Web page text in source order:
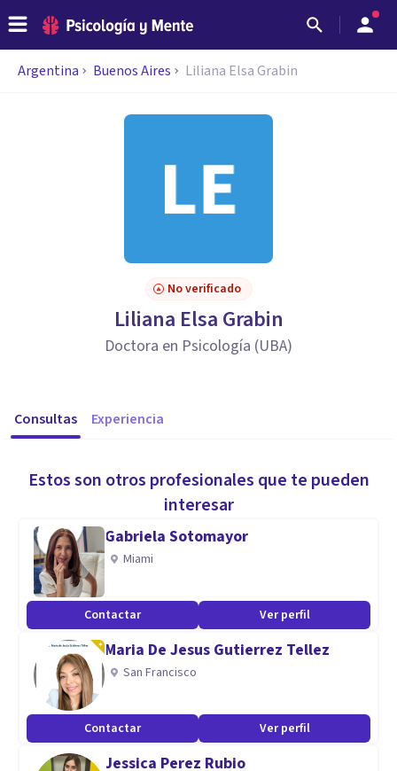
Argentina Buenos Aires Liliana Elsa Grabin
No verificado
Liliana Elsa Grabin
Doctora en Psicología (UBA)
Consultas Experiencia
Estos son otros profesionales que te pueden
interesar
Gabriela Sotomayor
Miami
Contactar Ver perfil
Maria De Jesus Gutierrez Tellez
San Francisco
Contactar Ver perfil
Jessica Perez Rubio